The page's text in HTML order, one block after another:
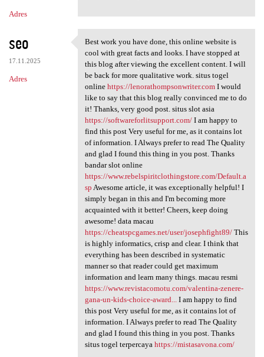
Adres
seo
17.11.2025
Adres
Best work you have done, this
Best work you have done, this online website is
cool with great facts and looks. I have stopped at
this blog after viewing the excellent content. I will
be back for more qualitative work. situs togel
online https://lenorathompsonwriter.comI would
like to say that this blog really convinced me to do
it! Thanks, very good post. situs slot asia
https://softwareforlitsupport.com/I am happy to
find this post Very useful for me, as it contains lot
of information. I Always prefer to read The Quality
and glad I found this thing in you post. Thanks
bandar slot online
https://www.rebelspiritclothingstore.com/Default.a
sp Awesome article, it was exceptionally helpful! I
simply began in this and I'm becoming more
acquainted with it better! Cheers, keep doing
awesome! data macau
https://cheatspcgames.net/user/josephfight89/This
is highly informatics, crisp and clear. I think that
everything has been described in systematic
manner so that reader could get maximum
information and learn many things. macau resmi
https://www.revistacomotu.com/valentina-zenere-
gana-un-kids-choice-award...
I am happy to find
this post Very useful for me, as it contains lot of
information. I Always prefer to read The Quality
and glad I found this thing in you post. Thanks
situs togel terpercaya https://mistasavona.com/